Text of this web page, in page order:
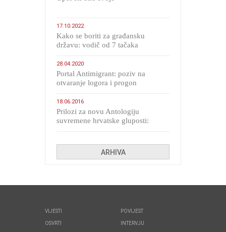
17.10.2022
Kako se boriti za građansku
državu: vodič od 7 tačaka
28.04.2020
Portal Antimigrant: poziv na
otvaranje logora i progon
18.06.2016
Prilozi za novu Antologiju
suvremene hrvatske gluposti:
ARHIVA
VIJESTI
OSVRTI
POVIJEST
INTERVJU